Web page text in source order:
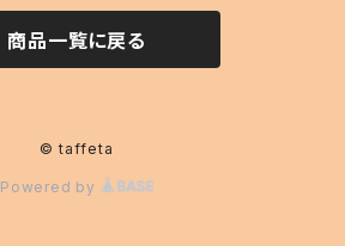
商品一覧に戻る
© taffeta
Powered by